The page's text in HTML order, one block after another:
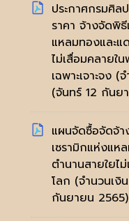
ประกาศกรมศิล
ราคา จ้างจัดพิ
แหลมทองและ
ไม่เสื่อมคลาย
เฉพาะเจาะจง
(จันทร์ 12 กันย
แผนจัดซื้อจัดจ้า
เซรามิกแห่งแ
ตำนานสายใย
โลก (จำนวนเ
กันยายน 2565)